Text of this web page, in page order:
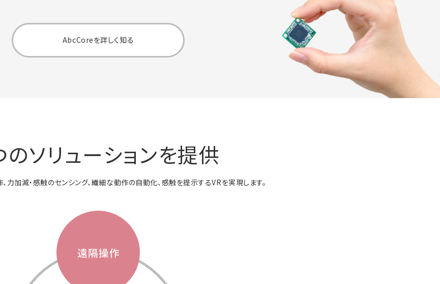
AbcCoreを詳しく知る
のソリューションを提供
力加減・感触のセンシング、繊細な動作の自動化、感触を提示するVRを実現します。